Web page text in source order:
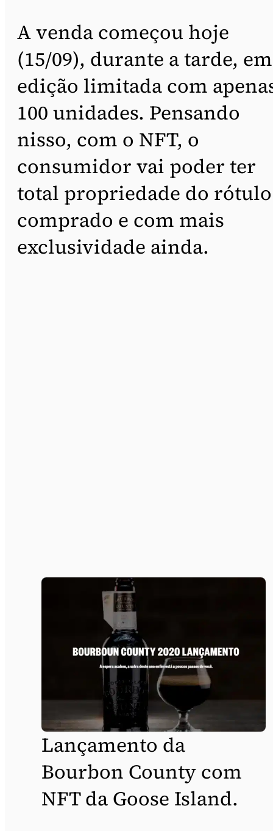
A venda começou hoje
(15/09), durante a tarde, em
edição limitada com
100 unidades. Pensando
nisso, com o NFT, o
consumidor vai poder ter
total propriedade do rótulo
comprado e com mais
exclusividade ainda.
Lançamento da
Bourbon County com
NFT da Goose Island.